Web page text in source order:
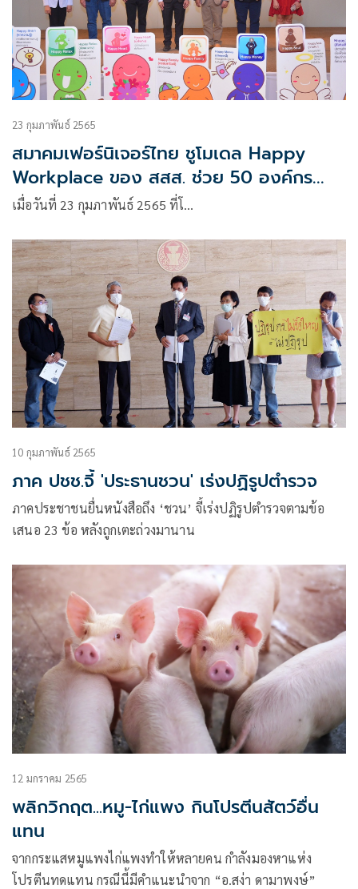
23 กุมภาพันธ์ 2565
สมาคมเฟอร์นิเจอร์ไทย ชูโมเดล Happy
Workplace ของ สสส. ช่วย 50 องค์กร
ธุรกิจพ้นวิกฤตโควิด-19 เชื่อมแนวคิด
ความสุขเพิ่มขึ้นทุกมิติ เตรียมผุดชุดความรู้
มุ่งขยายผลองค์กรแห่งความสุขทั่วประเทศ
เมื่อวันที่ 23 กุมภาพันธ์ 2565 ที่โ…
10 กุมภาพันธ์ 2565
ภาค ปชช.จี้ 'ประธานชวน' เร่งปฏิรูปตำรวจ
ภาคประชาชนยื่นหนังสือถึง ‘ชวน’ จี้เร่งปฏิรูปตำรวจตามข้อ
เสนอ 23 ข้อ หลังถูกเตะถ่วงมานาน
12 มกราคม 2565
พลิกวิกฤต...หมู-ไก่แพง กินโปรตีนสัตว์อื่น
แทน
จากกระแสหมูแพงไก่แพงทำให้หลายคน กำลังมองหาแห่ง
โปรตีนทดแทน กรณีนี้มีคำแนะนำจาก “อ.สง่า ดามาพงษ์”